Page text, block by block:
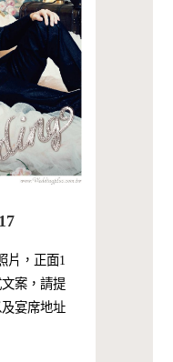
片，正面1
案，請提
宴席地址